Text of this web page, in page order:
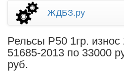
ЖДБЗ.ру
Рельсы Р50 1гр.
51685-2013 по 33000
руб.